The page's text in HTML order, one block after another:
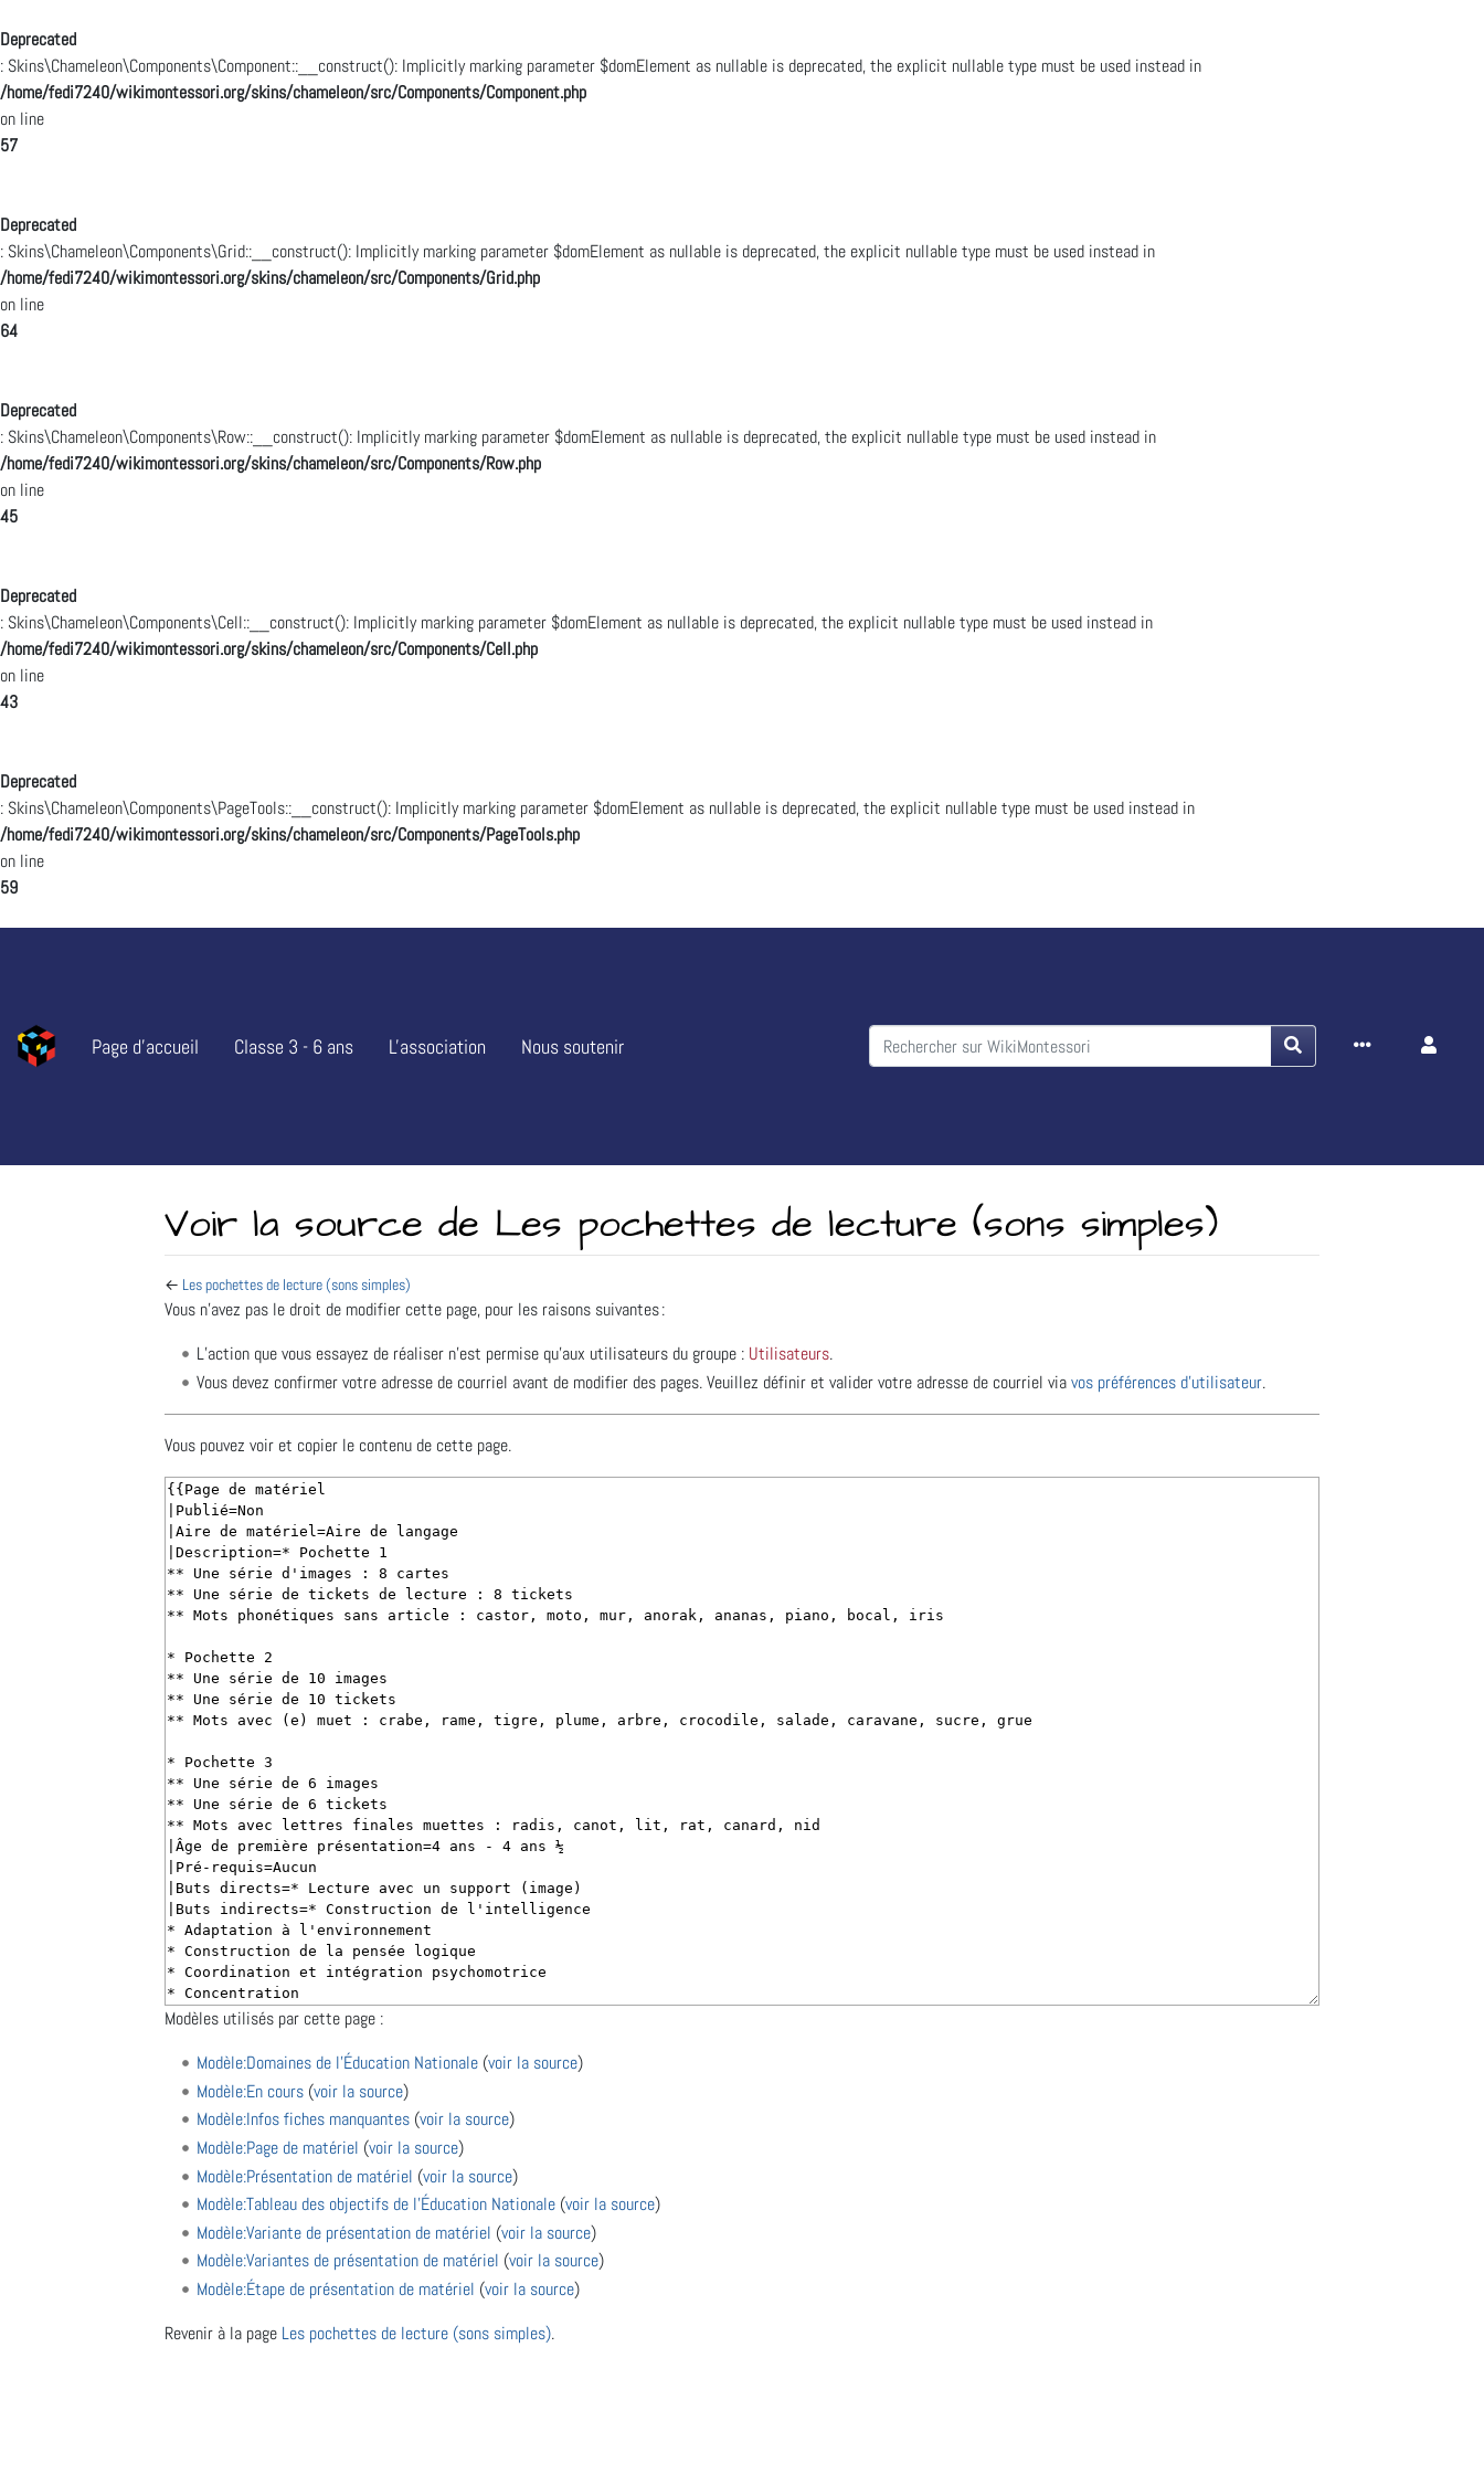
Deprecated
: Skins\Chameleon\Components\Component::__construct(): Implicitly marking parameter $domElement as nullable is deprecated, the explicit nullable type must be used instead in
/home/fedi7240/wikimontessori.org/skins/chameleon/src/Components/Component.php
on line
57
Deprecated
: Skins\Chameleon\Components\Grid::__construct(): Implicitly marking parameter $domElement as nullable is deprecated, the explicit nullable type must be used instead in
/home/fedi7240/wikimontessori.org/skins/chameleon/src/Components/Grid.php
on line
64
Deprecated
: Skins\Chameleon\Components\Row::__construct(): Implicitly marking parameter $domElement as nullable is deprecated, the explicit nullable type must be used instead in
/home/fedi7240/wikimontessori.org/skins/chameleon/src/Components/Row.php
on line
45
Deprecated
: Skins\Chameleon\Components\Cell::__construct(): Implicitly marking parameter $domElement as nullable is deprecated, the explicit nullable type must be used instead in
/home/fedi7240/wikimontessori.org/skins/chameleon/src/Components/Cell.php
on line
43
Deprecated
: Skins\Chameleon\Components\PageTools::__construct(): Implicitly marking parameter $domElement as nullable is deprecated, the explicit nullable type must be used instead in
/home/fedi7240/wikimontessori.org/skins/chameleon/src/Components/PageTools.php
on line
59
Page d’accueil Classe 3 - 6 ans L'association Nous soutenir
Voir la source de Les pochettes de lecture (sons simples)
← Les pochettes de lecture (sons simples)
Aller à :navigation, rechercher
Vous n’avez pas le droit de modifier cette page, pour les raisons suivantes :
L’action que vous essayez de réaliser n’est permise qu’aux utilisateurs du groupe : Utilisateurs.
Vous devez confirmer votre adresse de courriel avant de modifier des pages. Veuillez définir et valider votre adresse de courriel viavos préférences d’utilisateur.
Vous pouvez voir et copier le contenu de cette page.
Modèles utilisés par cette page :
Modèle:Domaines de l'Éducation Nationale(voir la source)
Modèle:En cours(voir la source)
Modèle:Infos fiches manquantes(voir la source)
Modèle:Page de matériel (voir la source)
Modèle:Présentation de matériel (voir la source)
Modèle:Tableau des objectifs de l'Éducation Nationale(voir la source)
Modèle:Variante de présentation de matériel (voir la source)
Modèle:Variantes de présentation de matériel (voir la source)
Modèle:Étape de présentation de matériel (voir la source)
Revenir à la page Les pochettes de lecture (sons simples).